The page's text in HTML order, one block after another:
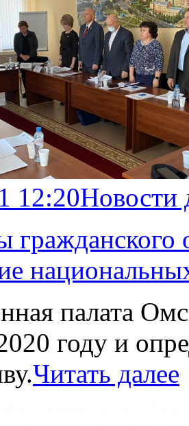
12:20
палата
году и
Читать далее